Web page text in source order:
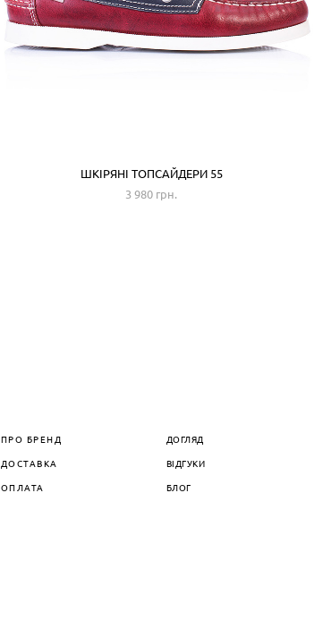
ШКІРЯНІ ТОПСАЙДЕРИ 55
3 980 грн.
ПРО БРЕНД
ДОСТАВКА
ОПЛАТА
ДОГЛЯД
ВІДГУКИ
БЛОГ